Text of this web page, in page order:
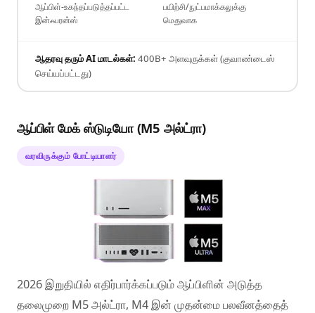
ஆப்பிள்-உகந்தப்படுத்தப்பட்ட
இன்ஃபரன்ஸ்
பயிற்சி/நுட்பமாக்கலுக்கு
மெதுவாக
ஆதரவு தரும் AI மாடல்கள்: 400B+ அளவுருக்கள் (குவாண்டைஸ்
செய்யப்பட்டது)
ஆப்பிள் மேக் ஸ்டுடியோ (M5 அல்ட்ரா)
வரவிருக்கும் போட்டியாளர்
2026 இறுதியில் எதிர்பார்க்கப்படும் ஆப்பிளின் அடுத்த
தலைமுறை M5 அல்ட்ரா, M4 இன் முதன்மை பலவீனத்தைத்